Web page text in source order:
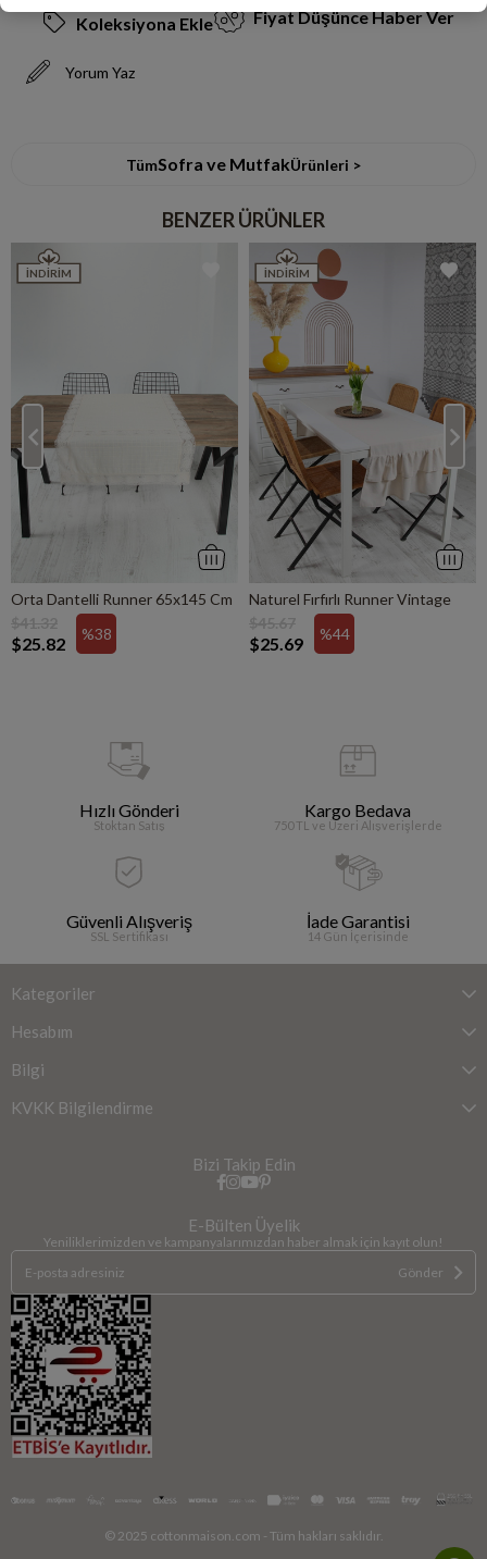
Koleksiyona Ekle Fiyat Düşünce Haber Ver
Yorum Yaz
TümSofra ve MutfakÜrünleri >
BENZER ÜRÜNLER
Orta Dantelli Runner 65x145 Cm
$25.82 %38
İNDIRIM
Naturel Fırfırlı Runner Vintage
$25.69 %44
İNDIRIM
Hızlı Gönderi
Stoktan Satış
Kargo Bedava
750 TL ve Üzeri Alışverişlerde
Güvenli Alışveriş
SSL Sertifikası
İade Garantisi
14 Gün İçerisinde
Kategoriler
Hesabım
Bilgi
KVKK Bilgilendirme
Bizi Takip Edin
E-Bülten Üyelik
Yeniliklerimizden ve kampanyalarımızdan haber almak için kayıt olun!
Gönder
© 2025 cottonmaison.com - Tüm hakları saklıdır.